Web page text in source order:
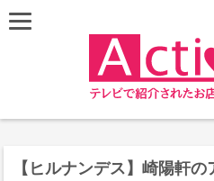
【ヒルナンデス】崎陽軒